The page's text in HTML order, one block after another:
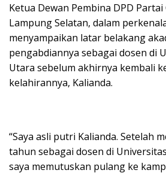
Ketua Dewan Pembina DPD
Lampung Selatan, dalam
menyampaikan latar belakang
pengabdiannya sebagai dosen di
Utara sebelum akhirnya kembali
kelahirannya, Kalianda.
“Saya asli putri Kalianda. Setelah
tahun sebagai dosen di
saya memutuskan pulang ke